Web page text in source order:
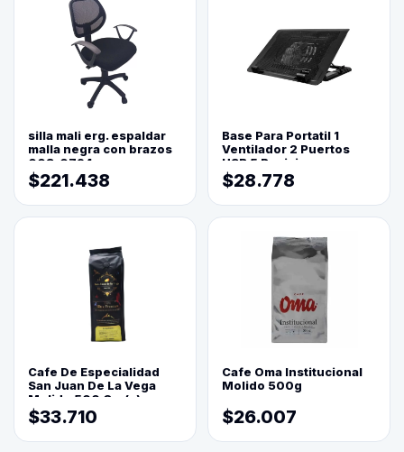
silla mali erg. espaldar
malla negra con brazos
003-0794
$221.438
Base Para Portatil 1
Ventilador 2 Puertos
USB 5 Posiciones
$28.778
Cafe De Especialidad
San Juan De La Vega
Molido 500 Grs(=)
$33.710
Cafe Oma Institucional
Molido 500g
$26.007